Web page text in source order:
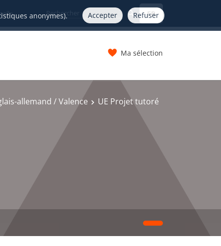
anonymes). Accepter Refuser
FR
Ma sélection
allemand / Valence
UE Projet tutoré